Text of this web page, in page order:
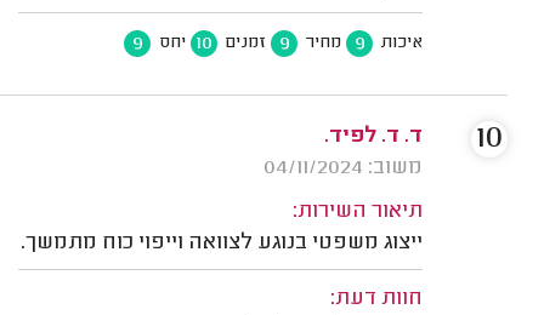
איכות 9 מחיר 9 זמנים 10 יחס 9
ד. ד. לפיד.
משוב: 04/11/2024
תיאור השירות:
ייצוג משפטי בנוגע לצוואה וייפוי כוח מתמשך.
חוות דעת:
10